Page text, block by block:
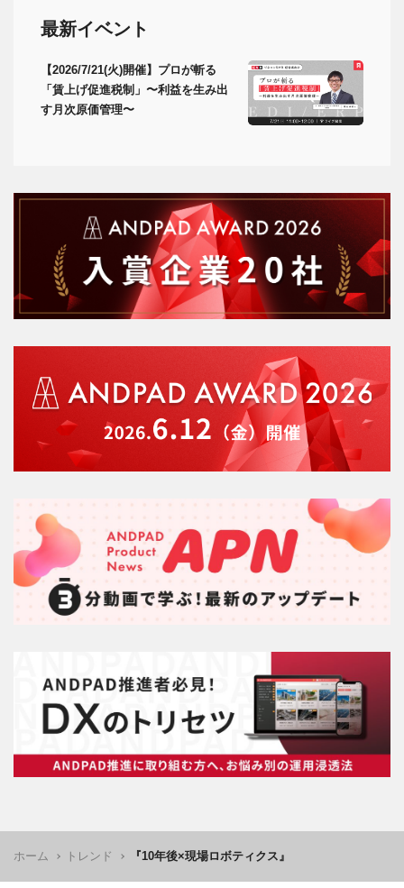
最新イベント
【2026/7/21(火)開催】プロが斬る
「賃上げ促進税制」〜利益を生み出
す月次原価管理〜
ホーム トレンド 『10年後×現場ロボティクス』